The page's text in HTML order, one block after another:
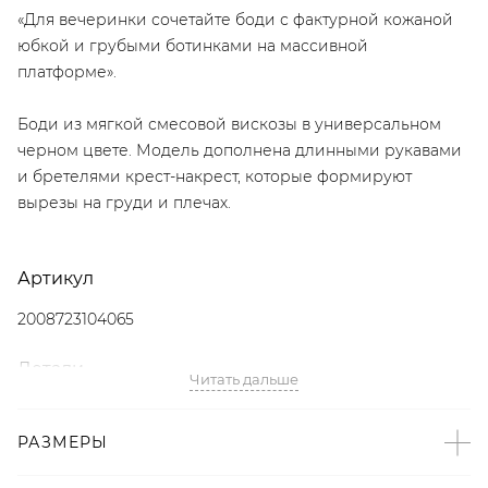
«Для вечеринки сочетайте боди с фактурной кожаной
юбкой и грубыми ботинками на массивной
платформе».
Боди из мягкой смесовой вискозы в универсальном
черном цвете. Модель дополнена длинными рукавами
и бретелями крест-накрест, которые формируют
вырезы на груди и плечах.
Артикул
2008723104065
Детали
контролем бренда: Россия;
Читать дальше
РАЗМЕРЫ